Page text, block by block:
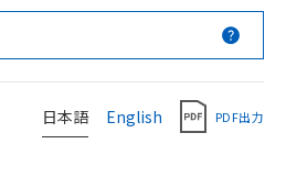
日本語 English PDF出力